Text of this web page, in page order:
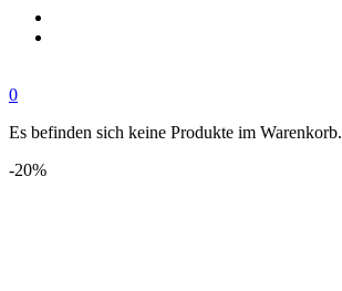
0
Es befinden sich keine Produkte im Warenkorb.
-20%